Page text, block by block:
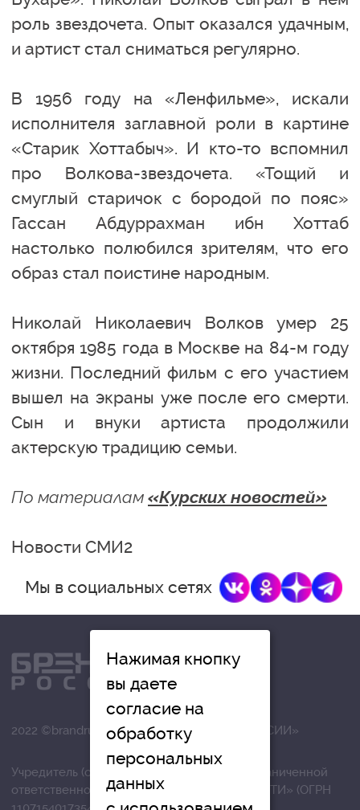
роль звездочета. Опыт оказался удачным,
и артист стал сниматься регулярно.
В 1956 году на «Ленфильме», искали
исполнителя заглавной роли в картине
«Старик Хоттабыч». И кто-то вспомнил
про Волкова-звездочета. «Тощий и
смуглый старичок с бородой по пояс»
Гассан Абдуррахман ибн Хоттаб
настолько полюбился зрителям, что его
образ стал поистине народным.
Николай Николаевич Волков умер 25
октября 1985 года в Москве на 84-м году
жизни. Последний фильм с его участием
вышел на экраны уже после его смерти.
Сын и внуки артиста продолжили
актерскую традицию семьи.
По материалам «Курских новостей»
Новости СМИ2
Мы в социальных сетях
2022 ©brandrussia.online | СИ «БРЕНДЫ РОССИИ»
Учредитель (соучредители): Общество с ограниченной
ответственностью «РЕГИОНАЛЬНЫЕ НОВОСТИ» (ОГРН
Нажимая кнопку
вы даете
согласие на
обработку
персональных
данных